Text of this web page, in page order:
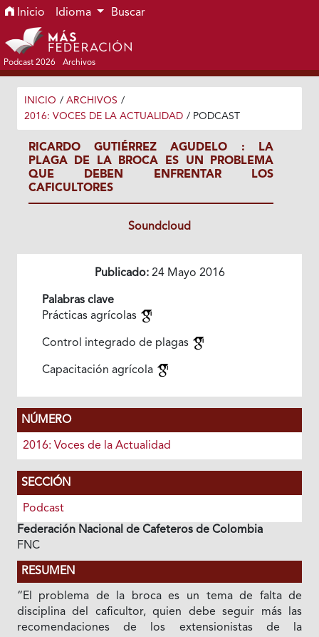
Ir al menú de navegación principal
Ir al contenido principal
Ir al pie de página del sitio
Inicio Idioma Buscar
Podcast 2026 Archivos
INICIO / ARCHIVOS /
2016: VOCES DE LA ACTUALIDAD / PODCAST
RICARDO GUTIÉRREZ AGUDELO : LA
PLAGA DE LA BROCA ES UN PROBLEMA
QUE DEBEN ENFRENTAR LOS
CAFICULTORES
Soundcloud
Publicado:24 Mayo 2016
Palabras clave
Prácticas agrícolas
Control integrado de plagas
Capacitación agrícola
NÚMERO
2016: Voces de la Actualidad
SECCIÓN
Podcast
Federación Nacional de Cafeteros de Colombia
FNC
RESUMEN
“El problema de la broca es un tema de falta de
disciplina del caficultor, quien debe seguir más las
recomendaciones de los extensionistas de la